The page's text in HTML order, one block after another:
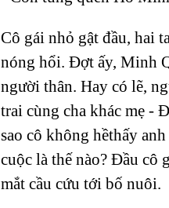
Cô gái nhỏ gật đầu, hai
nóng hổi. Đợt ấy, Minh
người thân. Hay có lẽ,
trai cùng cha khác mẹ -
sao cô không hềthấy
cuộc là thế nào? Đầu cô
mắt cầu cứu tới bố nuôi.